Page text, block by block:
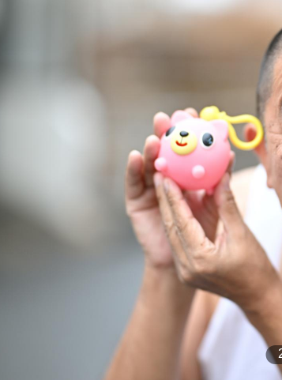
「敗因分析は一切聞かれなかった」侍ジャパン選手が証
「目標達成できなかったからと言って…」サッカー日本